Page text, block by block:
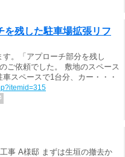
残した駐車場拡張リフ
。「アプローチ部分を残し
ご依頼でした。 敷地のスペース
スペースで1台分、カー・・・
事 A様邸 まずは生垣の撤去か